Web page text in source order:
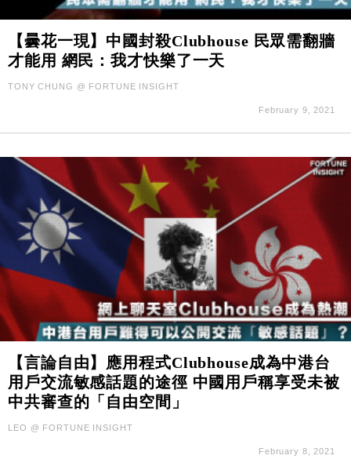
【曇花一現】中國封殺Clubhouse 民眾需翻牆
才能用 網民：我才快樂了一天
TONY CHUNG @ FORTUNE INSIGHT
February 9, 2021
【言論自由】應用程式Clubhouse成為中港台
用戶交流敏感話題的途徑 中國用戶稱享受未被
中共審查的「自由空間」
LEO @ FORTUNE INSIGHT
February 8, 2021